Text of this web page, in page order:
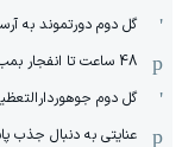
گل دوم دورتموند به
48 ساعت تا انفجار بمب تابستانی کارتال!
گل دوم
عنایتی به دنبال جذب